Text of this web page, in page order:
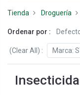
Tienda Droguería
Ordenar por :
(Clear All) : Marca: